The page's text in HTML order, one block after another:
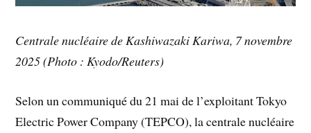
Centrale nucléaire de Kashiwazaki Kariwa, 7 novembre
2025 (Photo : Kyodo/Reuters)
Selon un communiqué du 21 mai de l’exploitant Tokyo
Electric Power Company (TEPCO), la centrale nucléaire